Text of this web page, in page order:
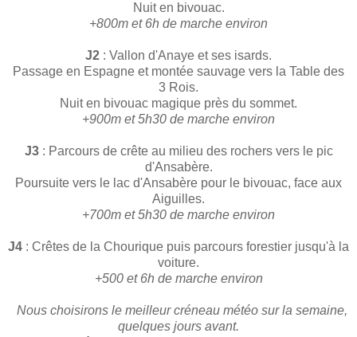
Nuit en bivouac.
+800m et 6h de marche environ
J2 : Vallon d'Anaye et ses isards.
Passage en Espagne et montée sauvage vers la Table des
3 Rois.
Nuit en bivouac magique près du sommet.
+900m et 5h30 de marche environ
J3: Parcours de crête au milieu des rochers vers le pic
d'Ansabère.
Poursuite vers le lac d'Ansabère pour le bivouac, face aux
Aiguilles.
+700m et 5h30 de marche environ
J4 : Crêtes de la Chourique puis parcours forestier jusqu'à la
voiture.
+500 et 6h de marche environ
Nous choisirons le meilleur créneau météo sur la semaine,
quelques jours avant.